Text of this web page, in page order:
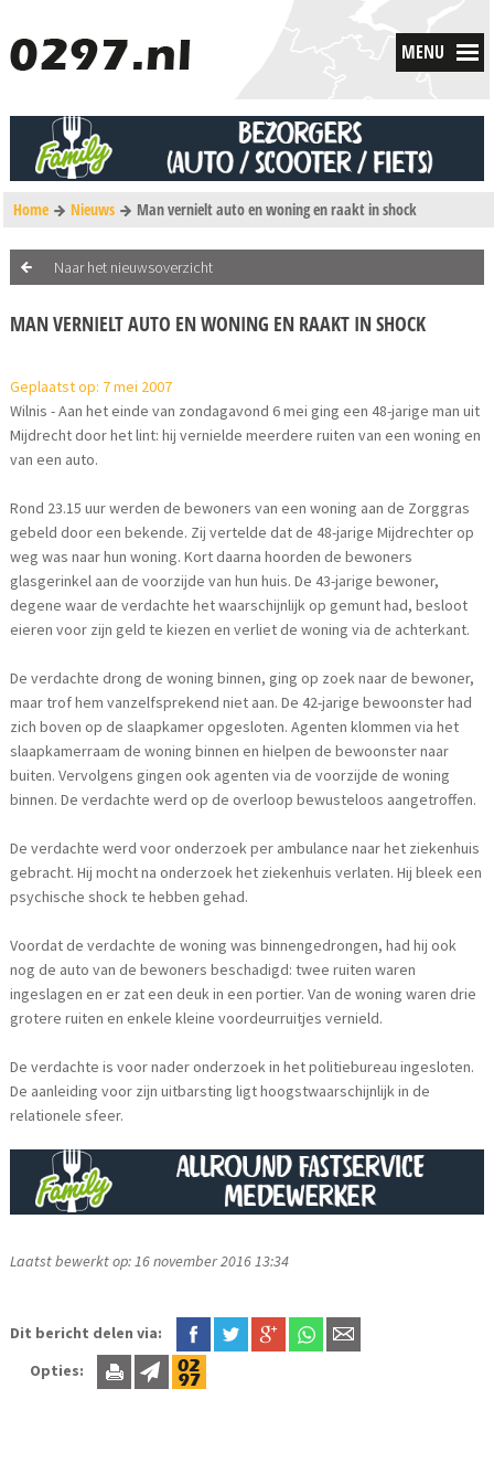
MENU
Home Nieuws Man vernielt auto en woning en raakt in shock
Naar het nieuwsoverzicht
MAN VERNIELT AUTO EN WONING EN RAAKT IN SHOCK
Geplaatst op: 7 mei 2007
Wilnis - Aan het einde van zondagavond 6 mei ging een 48-jarige man uit
Mijdrecht door het lint: hij vernielde meerdere ruiten van een woning en
van een auto.
Rond 23.15 uur werden de bewoners van een woning aan de Zorggras
gebeld door een bekende. Zij vertelde dat de 48-jarige Mijdrechter op
weg was naar hun woning. Kort daarna hoorden de bewoners
glasgerinkel aan de voorzijde van hun huis. De 43-jarige bewoner,
degene waar de verdachte het waarschijnlijk op gemunt had, besloot
eieren voor zijn geld te kiezen en verliet de woning via de achterkant.
De verdachte drong de woning binnen, ging op zoek naar de bewoner,
maar trof hem vanzelfsprekend niet aan. De 42-jarige bewoonster had
zich boven op de slaapkamer opgesloten. Agenten klommen via het
slaapkamerraam de woning binnen en hielpen de bewoonster naar
buiten. Vervolgens gingen ook agenten via de voorzijde de woning
binnen. De verdachte werd op de overloop bewusteloos aangetroffen.
De verdachte werd voor onderzoek per ambulance naar het ziekenhuis
gebracht. Hij mocht na onderzoek het ziekenhuis verlaten. Hij bleek een
psychische shock te hebben gehad.
Voordat de verdachte de woning was binnengedrongen, had hij ook
nog de auto van de bewoners beschadigd: twee ruiten waren
ingeslagen en er zat een deuk in een portier. Van de woning waren drie
grotere ruiten en enkele kleine voordeurruitjes vernield.
De verdachte is voor nader onderzoek in het politiebureau ingesloten.
De aanleiding voor zijn uitbarsting ligt hoogstwaarschijnlijk in de
relationele sfeer.
Laatst bewerkt op: 16 november 2016 13:34
Dit bericht delen via:
Opties: